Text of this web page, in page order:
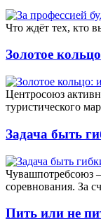
Что ждёт тех, кто
Золотое
Центросоюз
туристического
Задача быть
Чувашпотребсоюз
соревнования. За
Пить или не